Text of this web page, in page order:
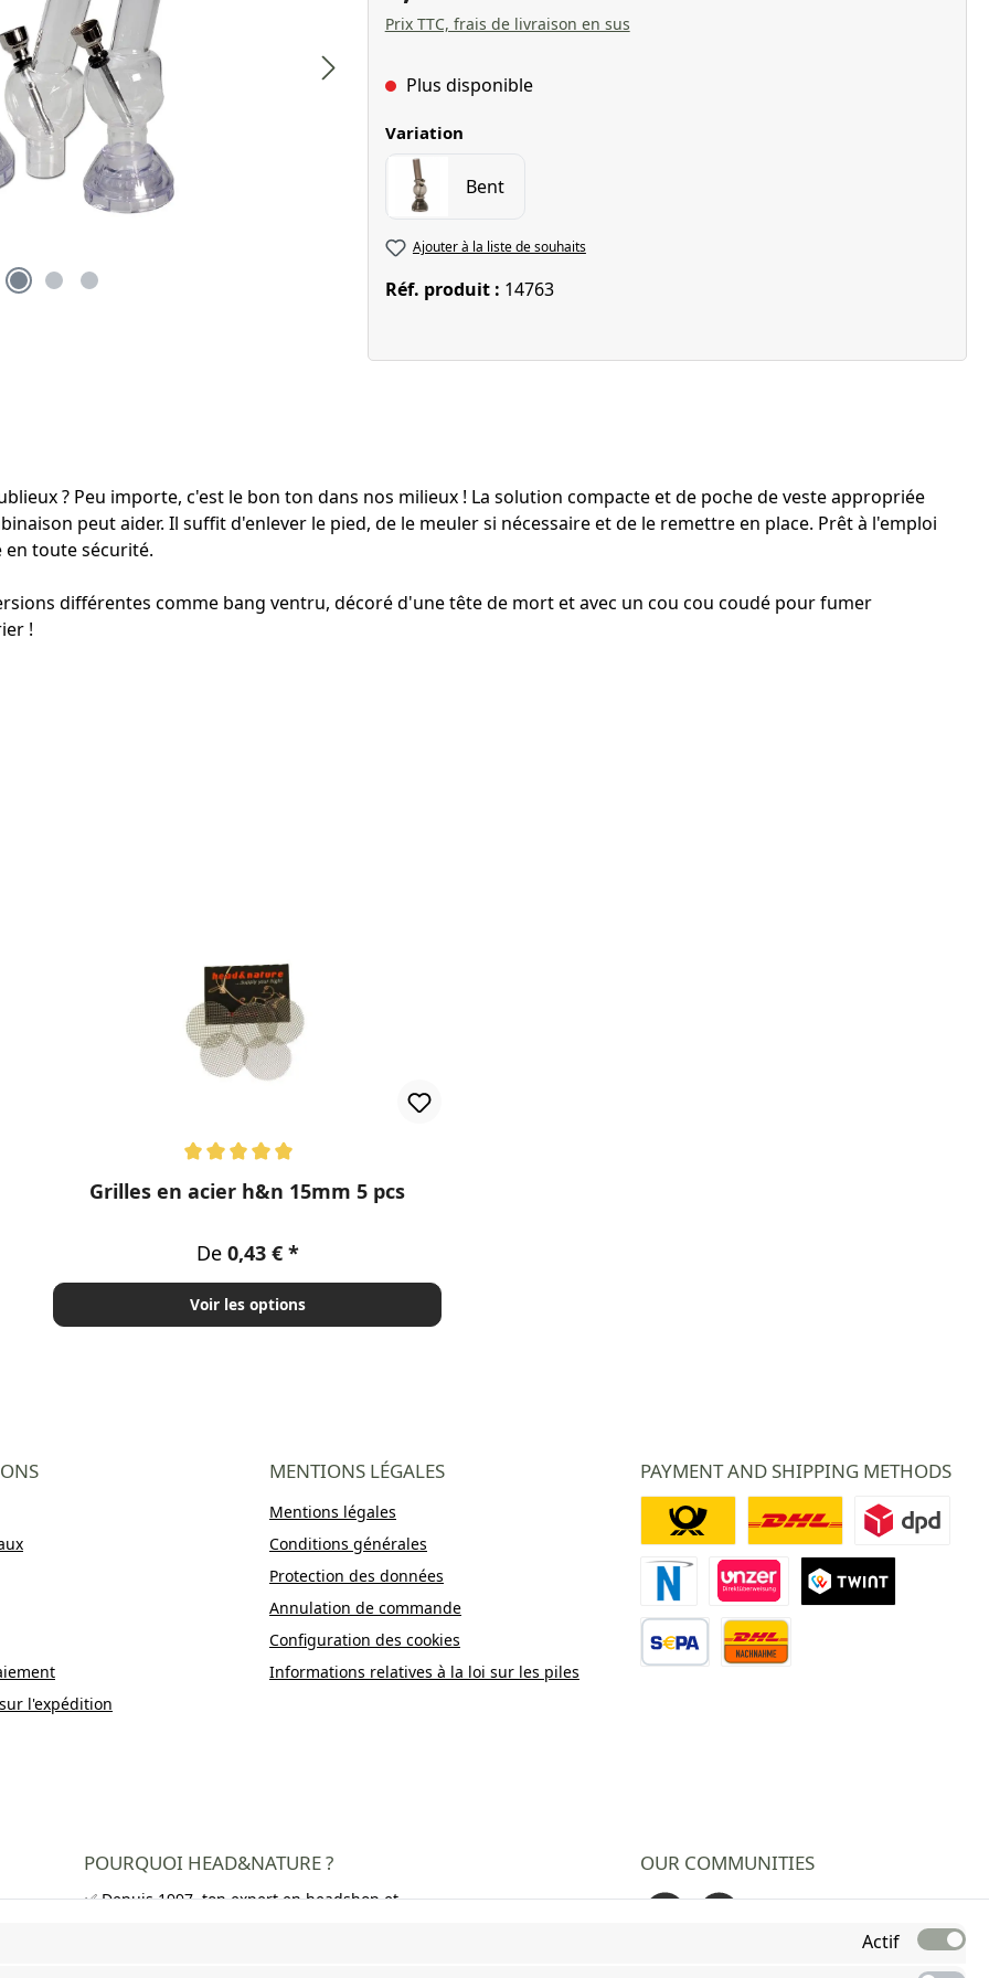
Prix TTC, frais de livraison en sus
Plus disponible
Sélectionnez
Variation
Bent
Ajouter à la liste de souhaits
Réf. produit : 14763
? Peu importe, c'est le bon ton dans nos milieux ! La solution compacte et de poche de veste appropriée
peut aider. Il suffit d'enlever le pied, de le meuler si nécessaire et de le remettre en place. Prêt à l'emploi
toute sécurité.
différentes comme bang ventru, décoré d'une tête de mort et avec un cou cou coudé pour fumer
!
Note moyenne de 5 sur 5 étoiles
Grilles en acier h&n 15mm 5 pcs
Prix régulier :
De 0,43 €
Voir les options
l'expédition
MENTIONS LÉGALES
Mentions légales
Conditions générales
Protection des données
Annulation de commande
Configuration des cookies
Informations relatives à la loi sur les piles
PAYMENT AND SHIPPING METHODS
Paiement Novalnet
Virement direct
Deutsche PostDHL DPD
POURQUOI HEAD&NATURE ?
✅ Depuis 1997, ton expert en headshop et
OUR COMMUNITIES
Actif